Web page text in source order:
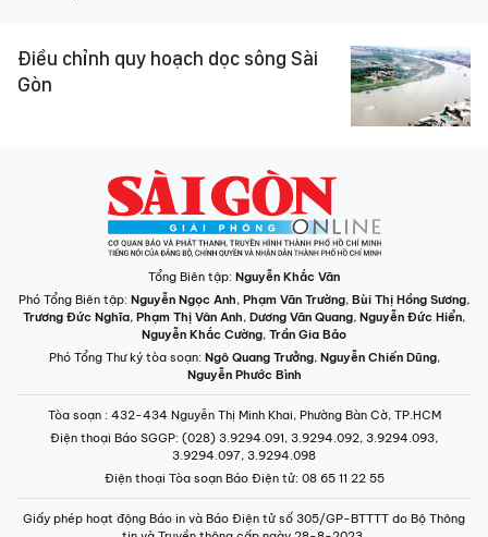
Điều chỉnh quy hoạch dọc sông Sài
Gòn
Tổng Biên tập: Nguyễn Khắc Văn
Phó Tổng Biên tập: Nguyễn Ngọc Anh, Phạm Văn Trường, Bùi Thị Hồng Sương,
Trương Đức Nghĩa, Phạm Thị Vân Anh, Dương Văn Quang, Nguyễn Đức Hiển,
Nguyễn Khắc Cường, Trần Gia Bảo
Phó Tổng Thư ký tòa soạn: Ngô Quang Trưởng, Nguyễn Chiến Dũng,
Nguyễn Phước Bình
Tòa soạn : 432-434 Nguyễn Thị Minh Khai, Phường Bàn Cờ, TP.HCM
Điện thoại Báo SGGP: (028) 3.9294.091, 3.9294.092, 3.9294.093,
3.9294.097, 3.9294.098
Điện thoại Tòa soạn Báo Điện tử: 08 65 11 22 55
Giấy phép hoạt động Báo in và Báo Điện tử số 305/GP-BTTTT do Bộ Thông